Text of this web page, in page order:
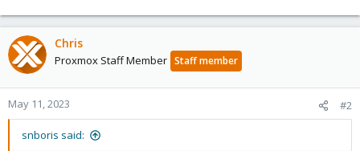
Chris
Proxmox Staff Member Staff member
May 11, 2023 #2
snboris said: